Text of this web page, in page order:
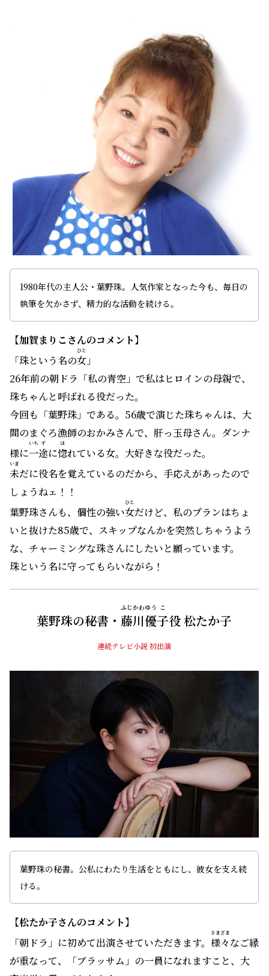
1980年代の主人公・葉野珠。人気作家となった今も、毎日の
執筆を欠かさず、精力的な活動を続ける。
【加賀まりこさんのコメント】
「珠という名の女
ひと
」
26年前の朝ドラ「私の青空」で私はヒロインの母親で、
珠ちゃんと呼ばれる役だった。
今回も「葉野珠」である。56歳で演じた珠ちゃんは、大
間のまぐろ漁師のおかみさんで、肝っ玉母さん。ダンナ
様に一
いち
途
ず
に惚
ほ
れている女。大好きな役だった。
未
いま
だに役名を覚えているのだから、手応えがあったので
しょうねェ！！
葉野珠さんも、個性の強い女
ひと
だけど、私のプランはちょ
いと抜けた85歳で、スキップなんかを突然しちゃうよう
な、チャーミングな珠さんにしたいと願っています。
珠という名に守ってもらいながら！
葉野珠の秘書・ 藤川
ふじかわ
優
ゆう
子
こ
役 松たか子
連続テレビ小説 初出演
葉野珠の秘書。公私にわたり生活をともにし、彼女を支え続
ける。
【松たか子さんのコメント】
「朝ドラ」に初めて出演させていただきます。 様々
さまざま
なご縁
が重なって、「ブラッサム」の一員になれますこと、大